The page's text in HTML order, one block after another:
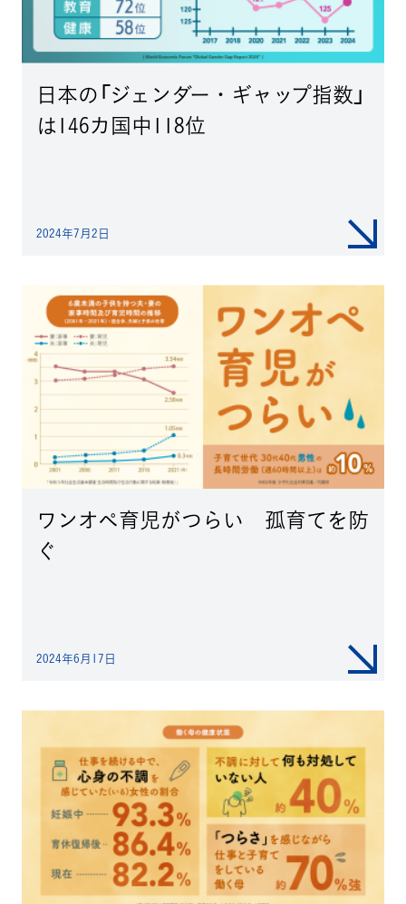
日本の「ジェンダー・ギャップ指数」
は146カ国中118位
2024年7月2日
ワンオペ育児がつらい 孤育てを防
ぐ
2024年6月17日